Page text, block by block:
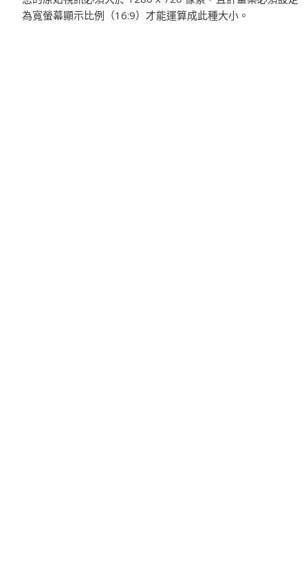
為寬螢幕顯示比例（16:9）才能運算成此種大小。